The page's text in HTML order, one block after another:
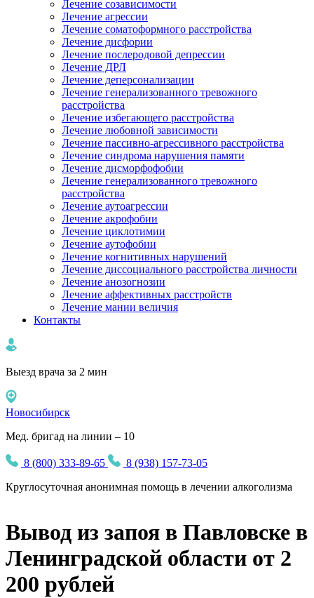
Лечение созависимости
Лечение агрессии
Лечение соматоформного расстройства
Лечение дисфории
Лечение послеродовой депрессии
Лечение ДРЛ
Лечение деперсонализации
Лечение генерализованного тревожного
расстройства
Лечение избегающего расстройства
Лечение любовной зависимости
Лечение пассивно-агрессивного расстройства
Лечение синдрома нарушения памяти
Лечение дисморфофобии
Лечение генерализованного тревожного
расстройства
Лечение аутоагрессии
Лечение акрофобии
Лечение циклотимии
Лечение аутофобии
Лечение когнитивных нарушений
Лечение диссоциального расстройства личности
Лечение анозогнозии
Лечение аффективных расстройств
Лечение мании величия
Контакты
Выезд врача за 2 мин
Новосибирск
Мед. бригад на линии – 10
8 (800) 333-89-65
8 (938) 157-73-05
Круглосуточная анонимная помощь в лечении алкоголизма
Вывод из запоя в Павловске в
Ленинградской области от 2
200 рублей